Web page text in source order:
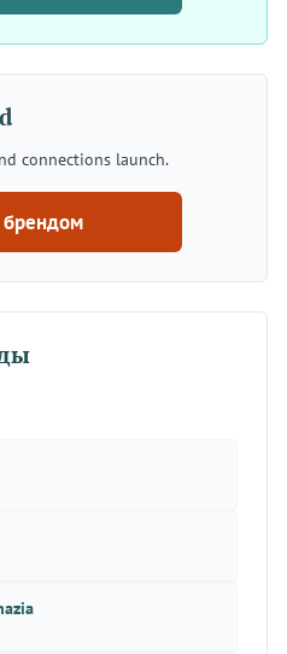
connections launch.
брендом